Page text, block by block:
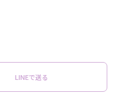
LINEで送る